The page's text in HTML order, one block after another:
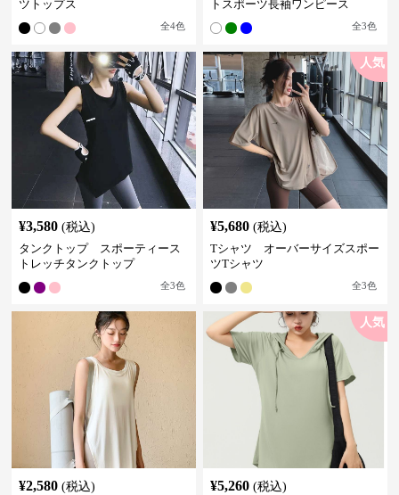
ツトップス
全4色
トスポーツ長袖ワンピース
全3色
¥3,580 (税込)
タンクトップ スポーティース
トレッチタンクトップ
全3色
人気
¥5,680 (税込)
Tシャツ オーバーサイズスポー
ツTシャツ
全3色
¥2,580 (税込)
人気
¥5,260 (税込)